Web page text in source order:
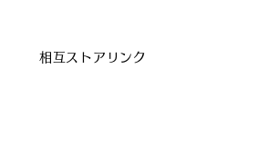
相互ストアリンク